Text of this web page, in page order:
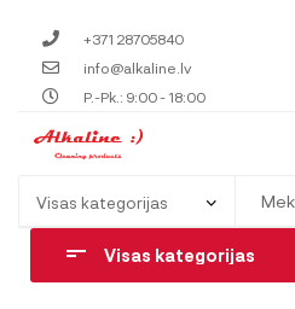
+371 28705840
info@alkaline.lv
P.-Pk.: 9:00 - 18:00
Visas kategorijas